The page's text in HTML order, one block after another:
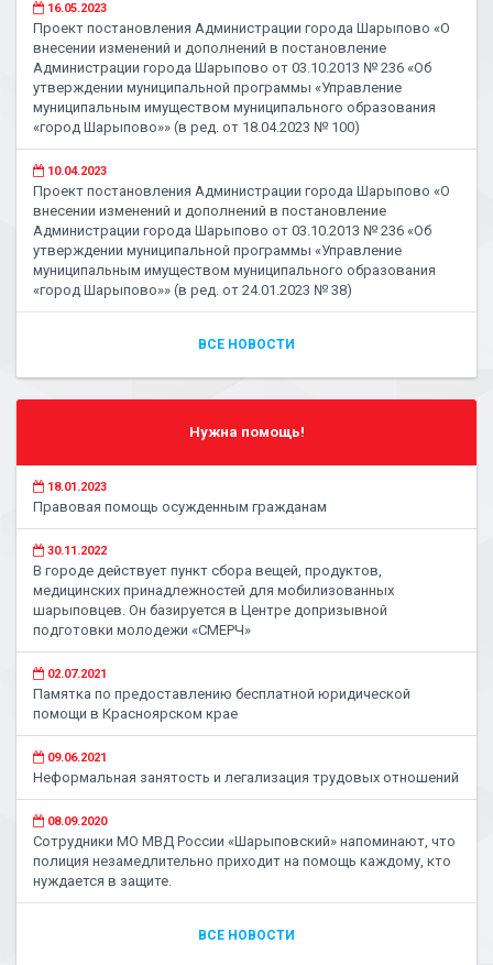
16.05.2023
Проект постановления Администрации города Шарыпово «О
внесении изменений и дополнений в постановление
Администрации города Шарыпово от 03.10.2013 № 236 «Об
утверждении муниципальной программы «Управление
муниципальным имуществом муниципального образования
«город Шарыпово»» (в ред. от 18.04.2023 № 100)
10.04.2023
Проект постановления Администрации города Шарыпово «О
внесении изменений и дополнений в постановление
Администрации города Шарыпово от 03.10.2013 № 236 «Об
утверждении муниципальной программы «Управление
муниципальным имуществом муниципального образования
«город Шарыпово»» (в ред. от 24.01.2023 № 38)
ВСЕ НОВОСТИ
Нужна помощь!
18.01.2023
Правовая помощь осужденным гражданам
30.11.2022
В городе действует пункт сбора вещей, продуктов,
медицинских принадлежностей для мобилизованных
шарыповцев. Он базируется в Центре допризывной
подготовки молодежи «СМЕРЧ»
02.07.2021
Памятка по предоставлению бесплатной юридической
помощи в Красноярском крае
09.06.2021
Неформальная занятость и легализация трудовых отношений
08.09.2020
Сотрудники МО МВД России «Шарыповский» напоминают, что
полиция незамедлительно приходит на помощь каждому, кто
нуждается в защите.
ВСЕ НОВОСТИ